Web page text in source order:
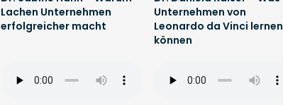
Lachen Unternehmen
erfolgreicher macht
Unternehmen von
Leonardo da Vinci lernen
können